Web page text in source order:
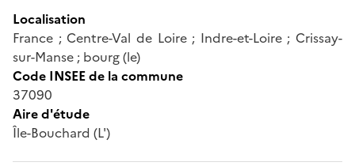
Localisation
France ; Centre-Val de Loire ; Indre-et-Loire ; Crissay-
sur-Manse ; bourg (le)
Code INSEE de la commune
37090
Aire d'étude
Île-Bouchard (L')